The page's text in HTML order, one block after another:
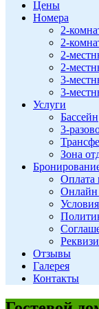
Цены
Номера
2-
2-
2-
2-
3-
3-
Услуги
Бассейн
3-
Зона
Оплата
Онлайн
Отзывы
Галерея
Контакты